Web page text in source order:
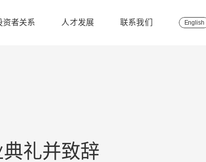
资者关系 人才发展 联系我们 English
礼并致辞